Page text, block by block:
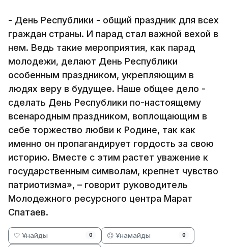
- День Республики - общий праздник для всех
граждан страны. И парад стал важной вехой в
нем. Ведь такие мероприятия, как парад
молодежи, делают День Республики
особенным праздником, укрепляющим в
людях веру в будущее. Наше общее дело -
сделать День Республики по-настоящему
всенародным праздником, воплощающим в
себе торжество любви к Родине, так как
именно он пропагандирует гордость за свою
историю. Вместе с этим растет уважение к
государственным символам, крепнет чувство
патриотизма», – говорит руководитель
Молодежного ресурсного центра Марат
Спатаев.
🤍 Ұнайды 0 😞 Ұнамайды 0